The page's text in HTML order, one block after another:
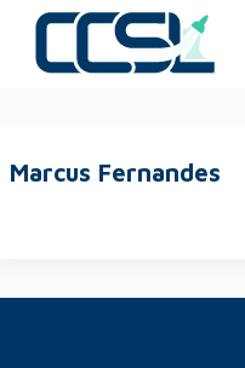
Marcus Fernandes